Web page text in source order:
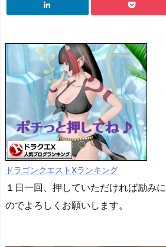
ドラゴンクエストXランキング
１日一回、押していただければ励み
のでよろしくお願いします。